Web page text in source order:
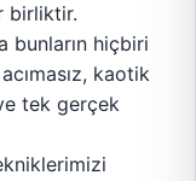
birliktir.
bunların hiçbiri
kaotik
tek gerçek